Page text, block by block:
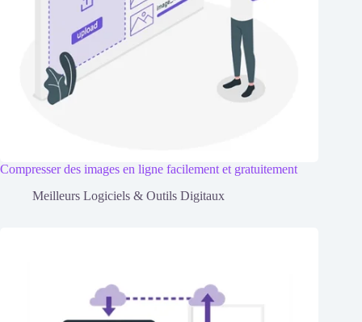
Compresser des images en ligne facilement et gratuitement
Meilleurs Logiciels & Outils Digitaux